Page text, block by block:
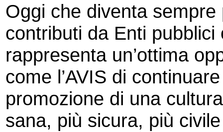
Oggi che diventa
contributi da Enti
rappresenta un’ottima
come l’AVIS di
promozione di una
sana, più sicura, più